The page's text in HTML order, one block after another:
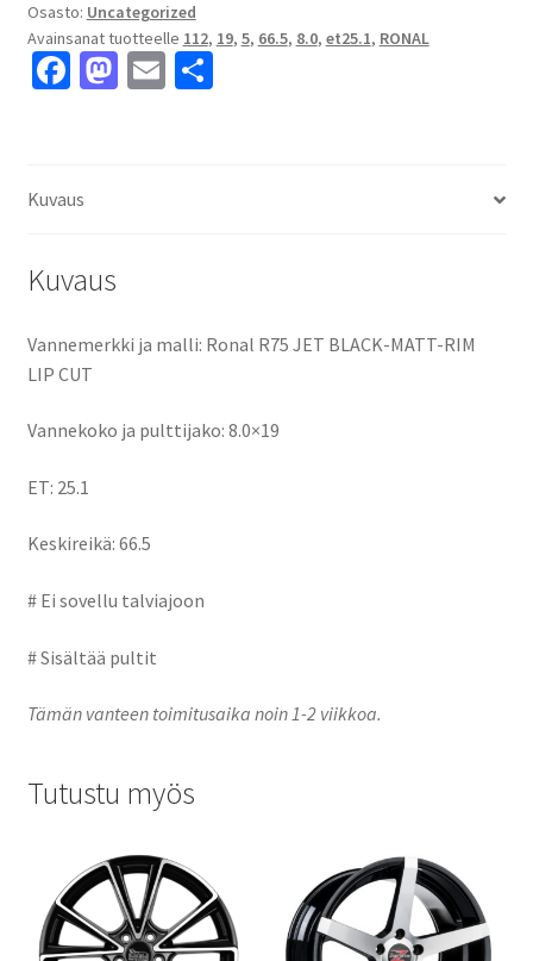
RIM
LIP
CUT
keskireikä:66.5
Osasto: Uncategorized
Avainsanat tuotteelle 112, 19, 5, 66.5, 8.0, et25.1, RONAL
Fa
o
M E S
Kuvaus
Kuvaus
Vannemerkki ja malli: Ronal R75 JET BLACK-MATT-RIM
LIP CUT
Vannekoko ja pulttijako: 8.0×19
ET: 25.1
Keskireikä: 66.5
# Ei sovellu talviajoon
# Sisältää pultit
Tämän vanteen toimitusaika noin 1-2 viikkoa.
Tutustu myös